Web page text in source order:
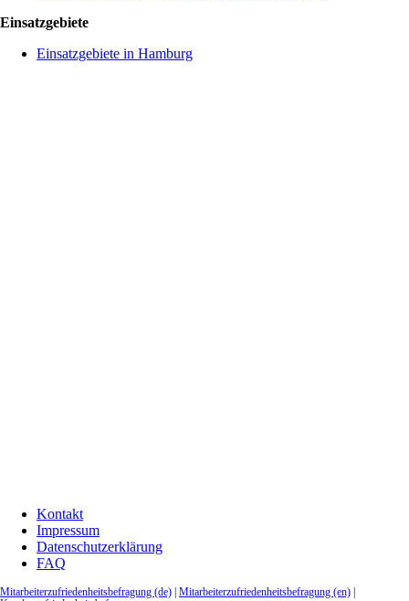
Einsatzgebiete
Einsatzgebiete in Hamburg
Kontakt
Impressum
Datenschutzerklärung
FAQ
Mitarbeiterzufriedenheitsbefragung (de) | Mitarbeiterzufriedenheitsbefragung (en) |